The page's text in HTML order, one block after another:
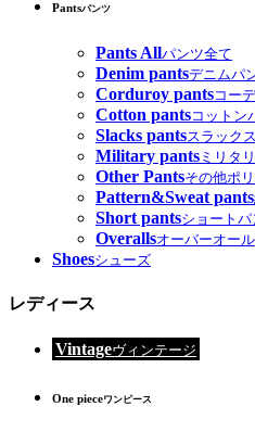
Pantsパンツ
Pants Allパンツ全て
Denim pantsデニムパ
Corduroy pantsコー
Cotton pantsコットン
Slacks pantsスラック
Military pants ミリタ
Other Pantsその他ポ
Pattern&Sweat pants
Short pantsショートパ
Overallsオーバーオール
Shoesシューズ
レディース
Vintageヴィンテージ
One pieceワンピース